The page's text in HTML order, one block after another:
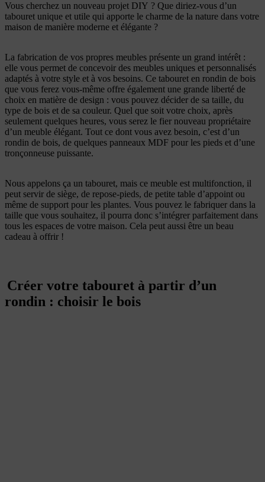
Vous cherchez un nouveau projet DIY ? Que diriez-vous d’un
tabouret unique et utile qui apporte le charme de la nature dans votre
maison de manière moderne et élégante ?
La fabrication de vos propres meubles présente un grand intérêt :
elle vous permet de concevoir des meubles uniques et personnalisés
adaptés à votre style et à vos besoins. Ce tabouret en rondin de bois
que vous ferez vous-même offre également une grande liberté de
choix en matière de design : vous pouvez décider de sa taille, du
type de bois et de sa couleur. Quel que soit votre choix, après
seulement quelques heures, vous serez le fier nouveau propriétaire
d’un meuble élégant. Tout ce dont vous avez besoin, c’est d’un
rondin de bois, de quelques panneaux MDF pour les pieds et d’une
tronçonneuse puissante.
Nous appelons ça un tabouret, mais ce meuble est multifonction, il
peut servir de siège, de repose-pieds, de petite table d’appoint ou
même de support pour les plantes. Vous pouvez le fabriquer dans la
taille que vous souhaitez, il pourra donc s’intégrer parfaitement dans
tous les espaces de votre maison. Cela peut aussi être un beau
cadeau à offrir !
Créer votre tabouret à partir d’un
rondin : choisir le bois